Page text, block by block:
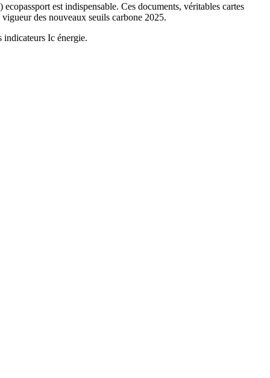
est indispensable. Ces documents, véritables cartes
des nouveaux seuils carbone 2025.
indicateurs Ic énergie.